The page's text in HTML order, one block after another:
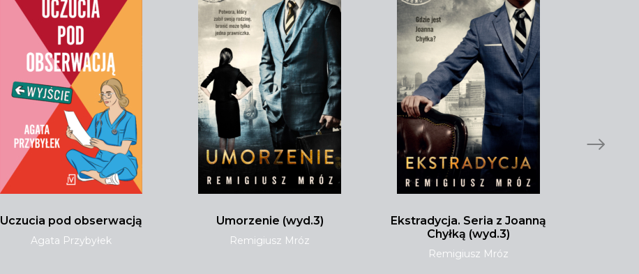
Uczucia pod obserwacją
Agata Przybyłek
Umorzenie (wyd.3)
Remigiusz Mróz
Ekstradycja. Seria z Joanną
Chyłką (wyd.3)
Remigiusz Mróz